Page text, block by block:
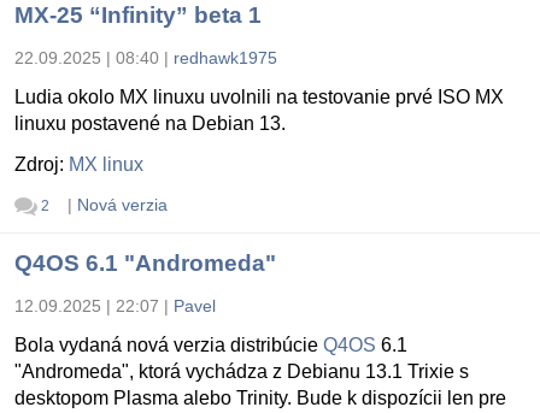
MX-25 “Infinity” beta 1
22.09.2025 | 08:40 | redhawk1975
Ludia okolo MX linuxu uvolnili na testovanie prvé ISO MX
linuxu postavené na Debian 13.
Zdroj: MX linux
2 | Nová verzia
Q4OS 6.1 "Andromeda"
12.09.2025 | 22:07 | Pavel
Bola vydaná nová verzia distribúcie Q4OS 6.1
"Andromeda", ktorá vychádza z Debianu 13.1 Trixie s
desktopom Plasma alebo Trinity. Bude k dispozícii len pre